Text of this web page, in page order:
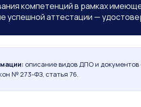
компетенций в рамках
успешной аттестации —
описание видов ДПО и
№ 273-ФЗ, статья 76.